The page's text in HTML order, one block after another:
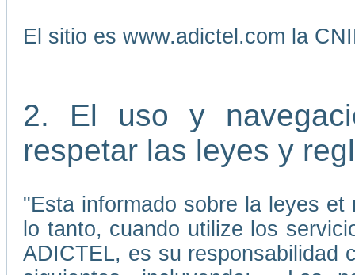
El sitio es www.adictel.com la
2. El uso y
respetar las leyes y
"Esta informado sobre la leyes
lo tanto, cuando utilize los
ADICTEL, es su responsabilidad